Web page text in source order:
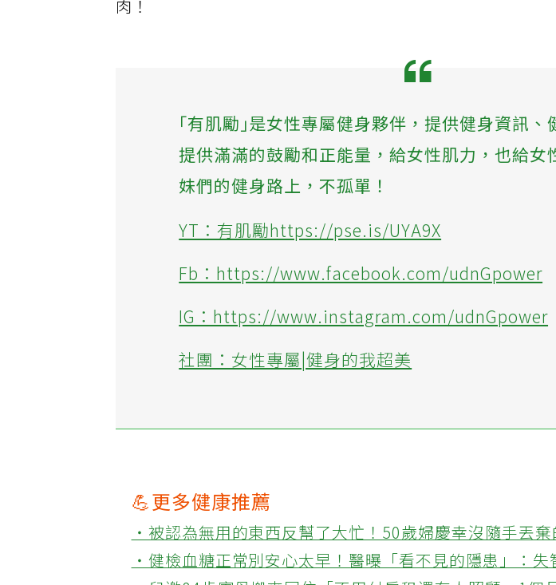
肉！
｢有肌勵｣是女性專屬健身夥伴，提供健身資訊、
提供滿滿的鼓勵和正能量，給女性肌力，也給女
妹們的健身路上，不孤單！
YT：有肌勵https://pse.is/UYA9X
Fb：https://www.facebook.com/udnGpower
IG：https://www.instagram.com/udnGpower
社團：女性專屬|健身的我超美
💪更多健康推薦
‧被認為無用的東西反幫了大忙！50歲婦慶幸沒隨手丟
‧健檢血糖正常別安心太早！醫曝「看不見的隱患」：